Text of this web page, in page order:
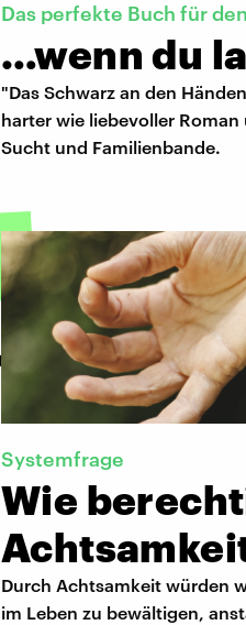
Das perfekte Buch für
…wenn du
"Das Schwarz an den
harter wie liebevoller
Sucht und Familienbande.
Systemfrage
Wie
Durch Achtsamkeit würden
im Leben zu bewältigen,